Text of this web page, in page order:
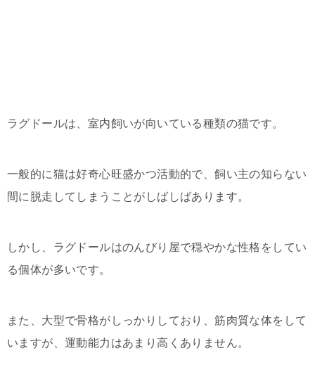
ラグドールは、室内飼いが向いている種類の猫です。
一般的に猫は好奇心旺盛かつ活動的で、飼い主の知らない
間に脱走してしまうことがしばしばあります。
しかし、ラグドールはのんびり屋で穏やかな性格をしてい
る個体が多いです。
また、大型で骨格がしっかりしており、筋肉質な体をして
いますが、運動能力はあまり高くありません。